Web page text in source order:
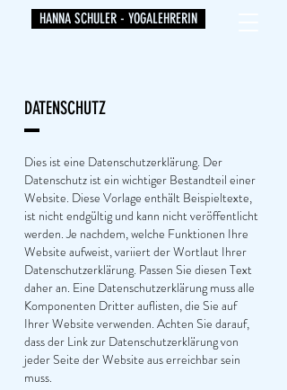
HANNA SCHULER - YOGALEHRERIN
DATENSCHUTZ
Dies ist eine Datenschutzerklärung. Der
Datenschutz ist ein wichtiger Bestandteil einer
Website. Diese Vorlage enthält Beispieltexte,
ist nicht endgültig und kann nicht veröffentlicht
werden. Je nachdem, welche Funktionen Ihre
Website aufweist, variiert der Wortlaut Ihrer
Datenschutzerklärung. Passen Sie diesen Text
daher an. Eine Datenschutzerklärung muss alle
Komponenten Dritter auflisten, die Sie auf
Ihrer Website verwenden. Achten Sie darauf,
dass der Link zur Datenschutzerklärung von
jeder Seite der Website aus erreichbar sein
muss.